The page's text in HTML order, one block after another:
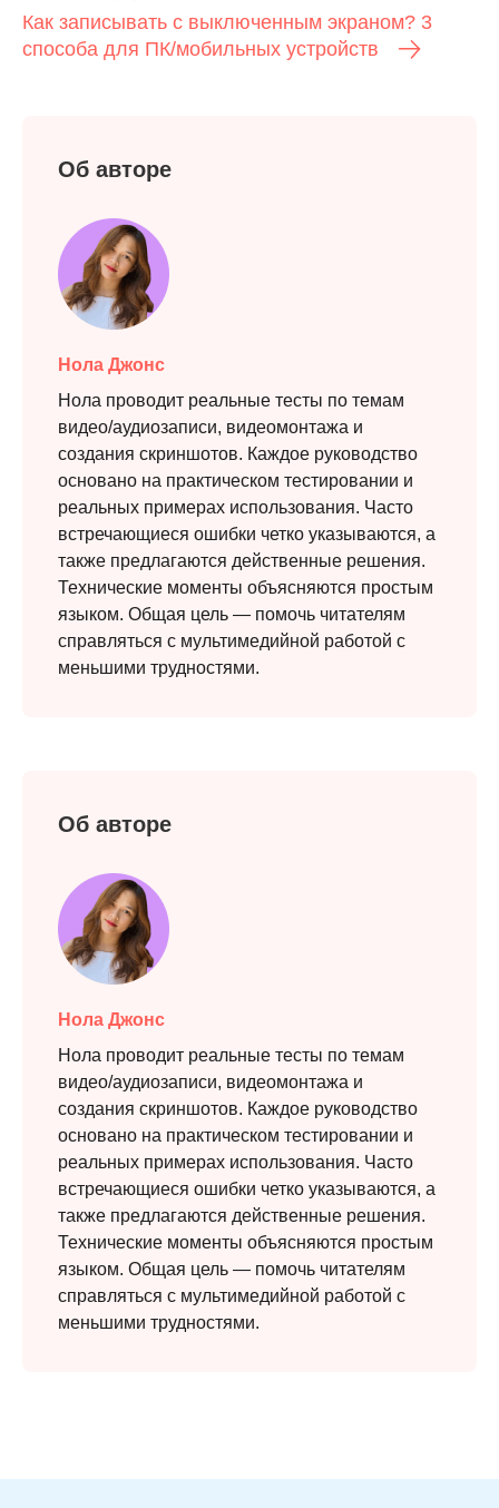
Как записывать с выключенным экраном? 3
способа для ПК/мобильных устройств
Об авторе
Нола Джонс
Нола проводит реальные тесты по темам
видео/аудиозаписи, видеомонтажа и
создания скриншотов. Каждое руководство
основано на практическом тестировании и
реальных примерах использования. Часто
встречающиеся ошибки четко указываются, а
также предлагаются действенные решения.
Технические моменты объясняются простым
языком. Общая цель — помочь читателям
справляться с мультимедийной работой с
меньшими трудностями.
Об авторе
Нола Джонс
Нола проводит реальные тесты по темам
видео/аудиозаписи, видеомонтажа и
создания скриншотов. Каждое руководство
основано на практическом тестировании и
реальных примерах использования. Часто
встречающиеся ошибки четко указываются, а
также предлагаются действенные решения.
Технические моменты объясняются простым
языком. Общая цель — помочь читателям
справляться с мультимедийной работой с
меньшими трудностями.